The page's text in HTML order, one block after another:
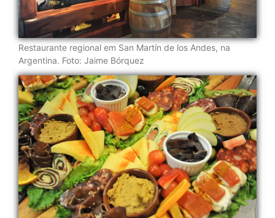
Restaurante regional em San Martín de los Andes, na
Argentina. Foto: Jaime Bórquez